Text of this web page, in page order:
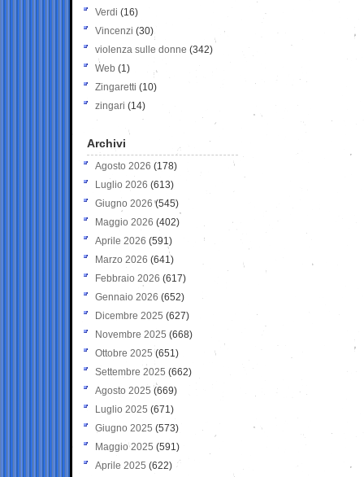
Verdi (16)
Vincenzi (30)
violenza sulle donne (342)
Web (1)
Zingaretti (10)
zingari (14)
Archivi
Agosto 2026 (178)
Luglio 2026 (613)
Giugno 2026 (545)
Maggio 2026 (402)
Aprile 2026 (591)
Marzo 2026 (641)
Febbraio 2026 (617)
Gennaio 2026 (652)
Dicembre 2025 (627)
Novembre 2025 (668)
Ottobre 2025 (651)
Settembre 2025 (662)
Agosto 2025 (669)
Luglio 2025 (671)
Giugno 2025 (573)
Maggio 2025 (591)
Aprile 2025 (622)